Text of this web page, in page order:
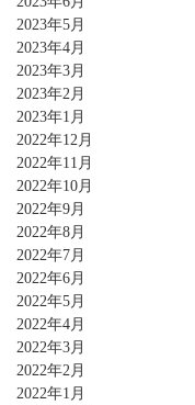
2023年5月
2023年4月
2023年3月
2023年2月
2023年1月
2022年12月
2022年11月
2022年10月
2022年9月
2022年8月
2022年7月
2022年6月
2022年5月
2022年4月
2022年3月
2022年2月
2022年1月